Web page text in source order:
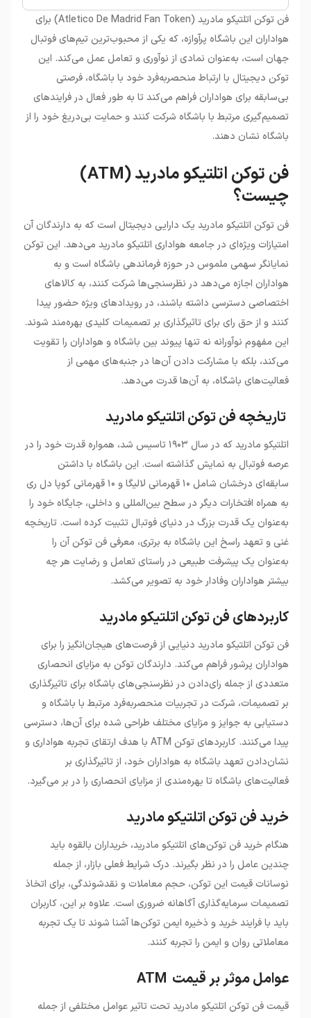
• فن توکن اتلتیکو مادرید (ATM) چیست؟
فن توکن اتلتیکو مادرید (Atletico De Madrid Fan Token) برای
هواداران این باشگاه پرآوازه، که یکی از محبوب‌ترین تیم‌های فوتبال
جهان است، به‌عنوان نمادی از نوآوری و تعامل عمل می‌کند. این
توکن دیجیتال با ارتباط منحصر‌به‌فرد خود با باشگاه، فرصتی
بی‌سابقه برای هواداران فراهم می‌کند تا به طور فعال در فرایندهای
تصمیم‌گیری مرتبط با باشگاه شرکت کنند و حمایت بی‌دریغ خود را از
باشگاه نشان دهند.
فن توکن اتلتیکو مادرید (ATM)
چیست؟
فن توکن اتلتیکو مادرید یک دارایی دیجیتال است که به دارندگان آن
امتیازات ویژه‌ای در جامعه هواداری اتلتیکو مادرید می‌دهد. این توکن
نمایانگر سهمی ملموس در حوزه فرماندهی باشگاه است و به
هواداران اجازه می‌دهد در نظرسنجی‌ها شرکت کنند، به کالاهای
اختصاصی دسترسی داشته باشند، در رویدادهای ویژه حضور پیدا
کنند و از حق رای برای تاثیرگذاری بر تصمیمات کلیدی بهره‌مند شوند.
این مفهوم نوآورانه نه تنها پیوند بین باشگاه و هواداران را تقویت
می‌کند، بلکه با مشارکت دادن آن‌ها در جنبه‌های مهمی از
فعالیت‌های باشگاه، به آن‌ها قدرت می‌دهد.
تاریخچه فن توکن اتلتیکو مادرید
اتلتیکو مادرید که در سال ۱۹۰۳ تاسیس شد، همواره قدرت خود را در
عرصه فوتبال به نمایش گذاشته است. این باشگاه با داشتن
سابقه‌ای درخشان شامل ۱۰ قهرمانی لالیگا و ۱۰ قهرمانی کوپا دل ری
به همراه افتخارات دیگر در سطح بین‌المللی و داخلی، جایگاه خود را
به‌عنوان یک قدرت بزرگ در دنیای فوتبال تثبیت کرده است. تاریخچه
غنی و تعهد راسخ این باشگاه به برتری، معرفی فن توکن آن را
به‌عنوان یک پیشرفت طبیعی در راستای تعامل و رضایت هر چه
بیشتر هواداران وفادار خود به تصویر می‌کشد.
کاربردهای فن توکن اتلتیکو مادرید
فن توکن اتلتیکو مادرید دنیایی از فرصت‌های هیجان‌انگیز را برای
هواداران پرشور فراهم می‌کند. دارندگان توکن به مزایای انحصاری
متعددی از جمله رای‌دادن در نظرسنجی‌های باشگاه برای تاثیرگذاری
بر تصمیمات، شرکت در تجربیات منحصر‌به‌فرد مرتبط با باشگاه و
دستیابی به جوایز و مزایای مختلف طراحی شده برای آن‌ها، دسترسی
پیدا می‌کنند. کاربردهای توکن ATM با هدف ارتقای تجربه هواداری و
نشان‌دادن تعهد باشگاه به هواداران خود، از تاثیرگذاری بر
فعالیت‌های باشگاه تا بهره‌مندی از مزایای انحصاری را در بر می‌گیرد.
خرید فن توکن اتلتیکو مادرید
هنگام خرید فن توکن‌های اتلتیکو مادرید، خریداران بالقوه باید
چندین عامل را در نظر بگیرند. درک شرایط فعلی بازار، از جمله
نوسانات قیمت این توکن، حجم معاملات و نقدشوندگی، برای اتخاذ
تصمیمات سرمایه‌گذاری آگاهانه ضروری است. علاوه بر این، کاربران
باید با فرایند خرید و ذخیره ایمن توکن‌ها آشنا شوند تا یک تجربه
معاملاتی روان و ایمن را تجربه کنند.
عوامل موثر بر قیمت ATM
قیمت فن توکن اتلتیکو مادرید تحت تاثیر عوامل مختلفی از جمله